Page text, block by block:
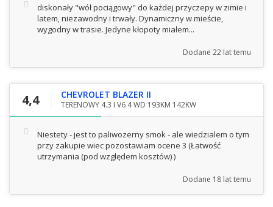
diskonały "wół pociągowy" do każdej przyczepy w zimie i
latem, niezawodny i trwały. Dynamiczny w mieście,
wygodny w trasie. Jedyne kłopoty miałem...
Dodane 22 lat temu
4,4 CHEVROLET BLAZER II
TERENOWY 4.3 I V6 4 WD 193KM 142KW
Niestety - jest to paliwozerny smok - ale wiedzialem o tym
przy zakupie wiec pozostawiam ocene 3 (Łatwość
utrzymania (pod względem kosztów) )
Dodane 18 lat temu